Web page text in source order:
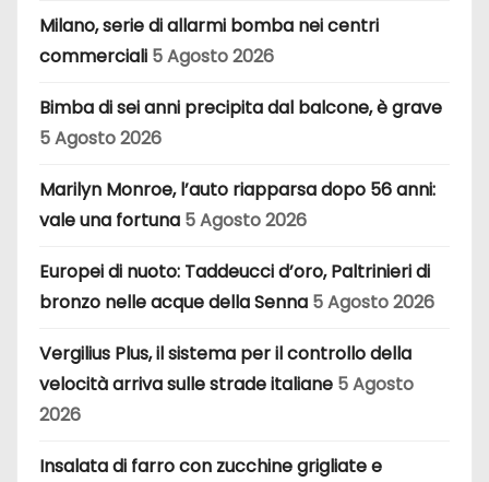
Milano, serie di allarmi bomba nei centri
commerciali 5 Agosto 2026
Bimba di sei anni precipita dal balcone, è grave
5 Agosto 2026
Marilyn Monroe, l’auto riapparsa dopo 56 anni:
vale una fortuna 5 Agosto 2026
Europei di nuoto: Taddeucci d’oro, Paltrinieri di
bronzo nelle acque della Senna 5 Agosto 2026
Vergilius Plus, il sistema per il controllo della
velocità arriva sulle strade italiane 5 Agosto
2026
Insalata di farro con zucchine grigliate e